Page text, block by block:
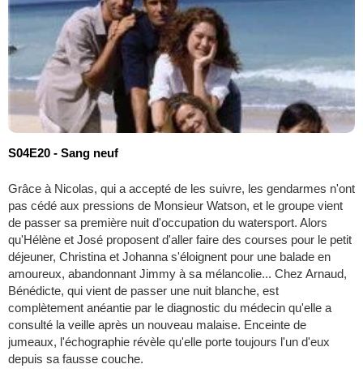
S04E20 - Sang neuf
Grâce à Nicolas, qui a accepté de les suivre, les gendarmes n'ont
pas cédé aux pressions de Monsieur Watson, et le groupe vient
de passer sa première nuit d'occupation du watersport. Alors
qu'Hélène et José proposent d'aller faire des courses pour le petit
déjeuner, Christina et Johanna s'éloignent pour une balade en
amoureux, abandonnant Jimmy à sa mélancolie... Chez Arnaud,
Bénédicte, qui vient de passer une nuit blanche, est
complètement anéantie par le diagnostic du médecin qu'elle a
consulté la veille après un nouveau malaise. Enceinte de
jumeaux, l'échographie révèle qu'elle porte toujours l'un d'eux
depuis sa fausse couche.